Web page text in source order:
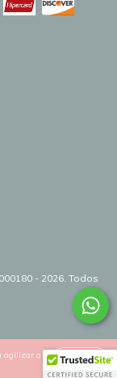
agilizar a
ENTENDI
- 2026. Todos